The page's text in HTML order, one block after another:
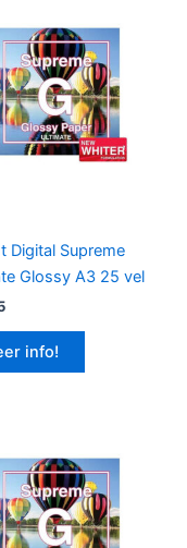
Digital Supreme
Glossy A3 25 vel
info!